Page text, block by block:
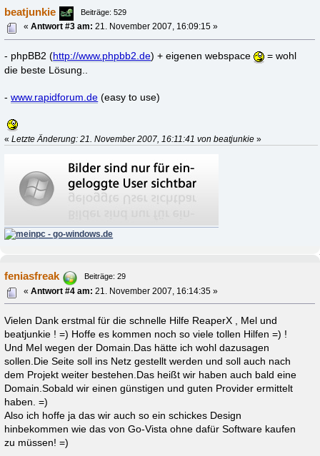
beatjunkie
Beiträge: 529
«Antwort #3 am: 21. November 2007, 16:09:15 »
- phpBB2 (http://www.phpbb2.de) + eigenen webspace
= wohl
die beste Lösung..
-www.rapidforum.de (easy to use)
«Letzte Änderung: 21. November 2007, 16:11:41 von beatjunkie »
feniasfreak
Beiträge: 29
«Antwort #4 am: 21. November 2007, 16:14:35 »
Vielen Dank erstmal für die schnelle Hilfe ReaperX , Mel und
beatjunkie ! =) Hoffe es kommen noch so viele tollen Hilfen =) !
Und Mel wegen der Domain.Das hätte ich wohl dazusagen
sollen.Die Seite soll ins Netz gestellt werden und soll auch nach
dem Projekt weiter bestehen.Das heißt wir haben auch bald eine
Domain.Sobald wir einen günstigen und guten Provider ermittelt
haben. =)
Also ich hoffe ja das wir auch so ein schickes Design
hinbekommen wie das von Go-Vista ohne dafür Software kaufen
zu müssen! =)